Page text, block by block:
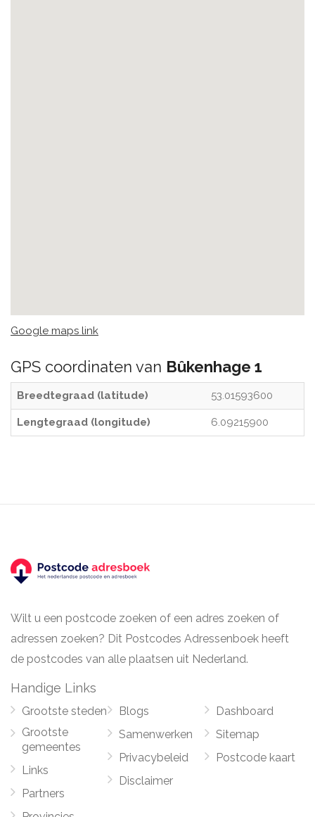
Google maps link
GPS coordinaten van Bûkenhage 1
Breedtegraad (latitude) 53.01593600
Lengtegraad (longitude) 6.09215900
Wilt u een postcode zoeken of een adres zoeken of
adressen zoeken? Dit Postcodes Adressenboek heeft
de postcodes van alle plaatsen uit Nederland.
Handige Links
Grootste steden
Grootste
gemeentes
Links
Partners
Blogs
Samenwerken
Privacybeleid
Disclaimer
Dashboard
Sitemap
Postcode kaart